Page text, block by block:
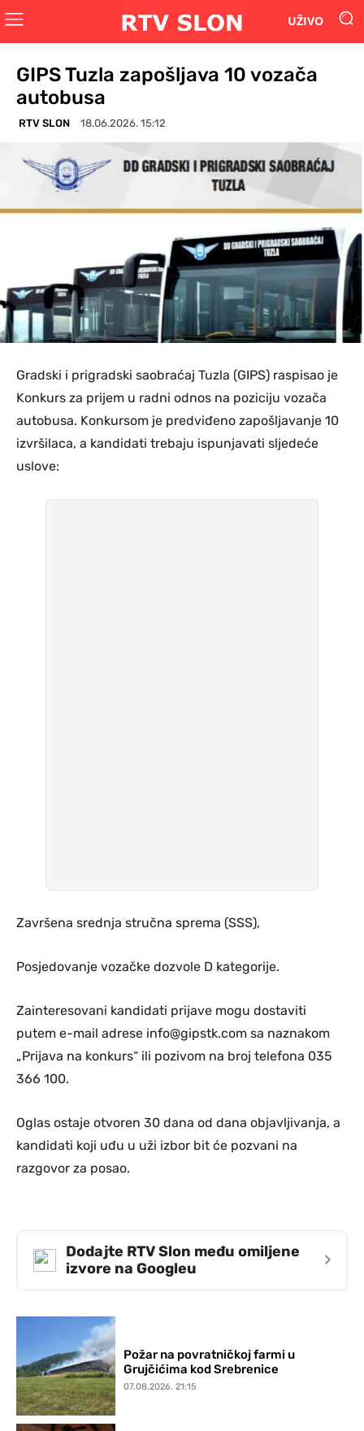
UŽIVO
GIPS Tuzla zapošljava 10 vozača
autobusa
RTV SLON 18.06.2026. 15:12
Gradski i prigradski saobraćaj Tuzla (GIPS) raspisao je
Konkurs za prijem u radni odnos na poziciju vozača
autobusa. Konkursom je predviđeno zapošljavanje 10
izvršilaca, a kandidati trebaju ispunjavati sljedeće
uslove:
Završena srednja stručna sprema (SSS),
Posjedovanje vozačke dozvole D kategorije.
Zainteresovani kandidati prijave mogu dostaviti
putem e-mail adrese info@gipstk.com sa naznakom
„Prijava na konkurs“ ili pozivom na broj telefona 035
366 100.
Oglas ostaje otvoren 30 dana od dana objavljivanja, a
kandidati koji uđu u uži izbor bit će pozvani na
razgovor za posao.
Dodajte RTV Slon među omiljene
izvore na Googleu
›
Požar na povratničkoj farmi u
Grujčićima kod Srebrenice
07.08.2026. 21:15